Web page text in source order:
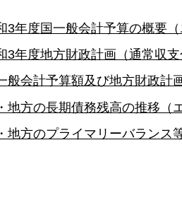
3年度国一般会計予算の概要（
3年度地方財政計画（通常収
般会計予算額及び地方財政計
地方の長期債務残高の推移（
地方のプライマリーバランス